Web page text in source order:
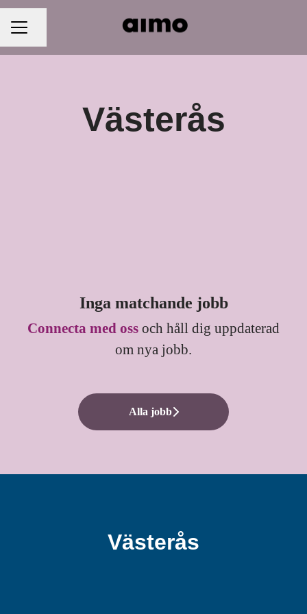
KARRIÄRMENY
Dela sidan
Västerås
Inga matchande jobb
Connecta med oss och håll dig uppdaterad
om nya jobb.
Alla jobb
Västerås